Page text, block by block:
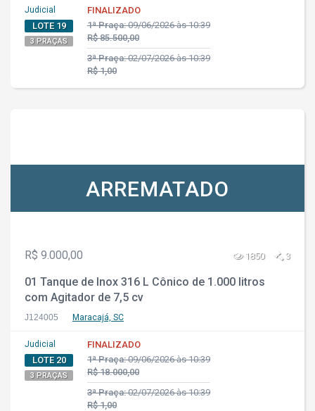
Judicial
LOTE 19
3 PRAÇAS
FINALIZADO
1ª Praça:09/06/2026 às 10:39
R$ 85.500,00
3ª Praça:02/07/2026 às 10:39
R$ 1,00
ARREMATADO
R$ 9.000,00 1850 3
01 Tanque de Inox 316 L Cônico de 1.000 litros
com Agitador de 7,5 cv
J124005 Maracajá, SC
Judicial
LOTE 20
3 PRAÇAS
FINALIZADO
1ª Praça:09/06/2026 às 10:39
R$ 18.000,00
3ª Praça:02/07/2026 às 10:39
R$ 1,00